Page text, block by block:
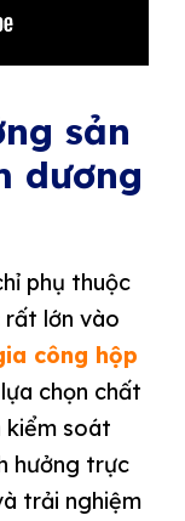
sản
dương
phụ thuộc
lớn vào
công hộp
chọn chất
kiểm soát
hưởng trực
trải nghiệm